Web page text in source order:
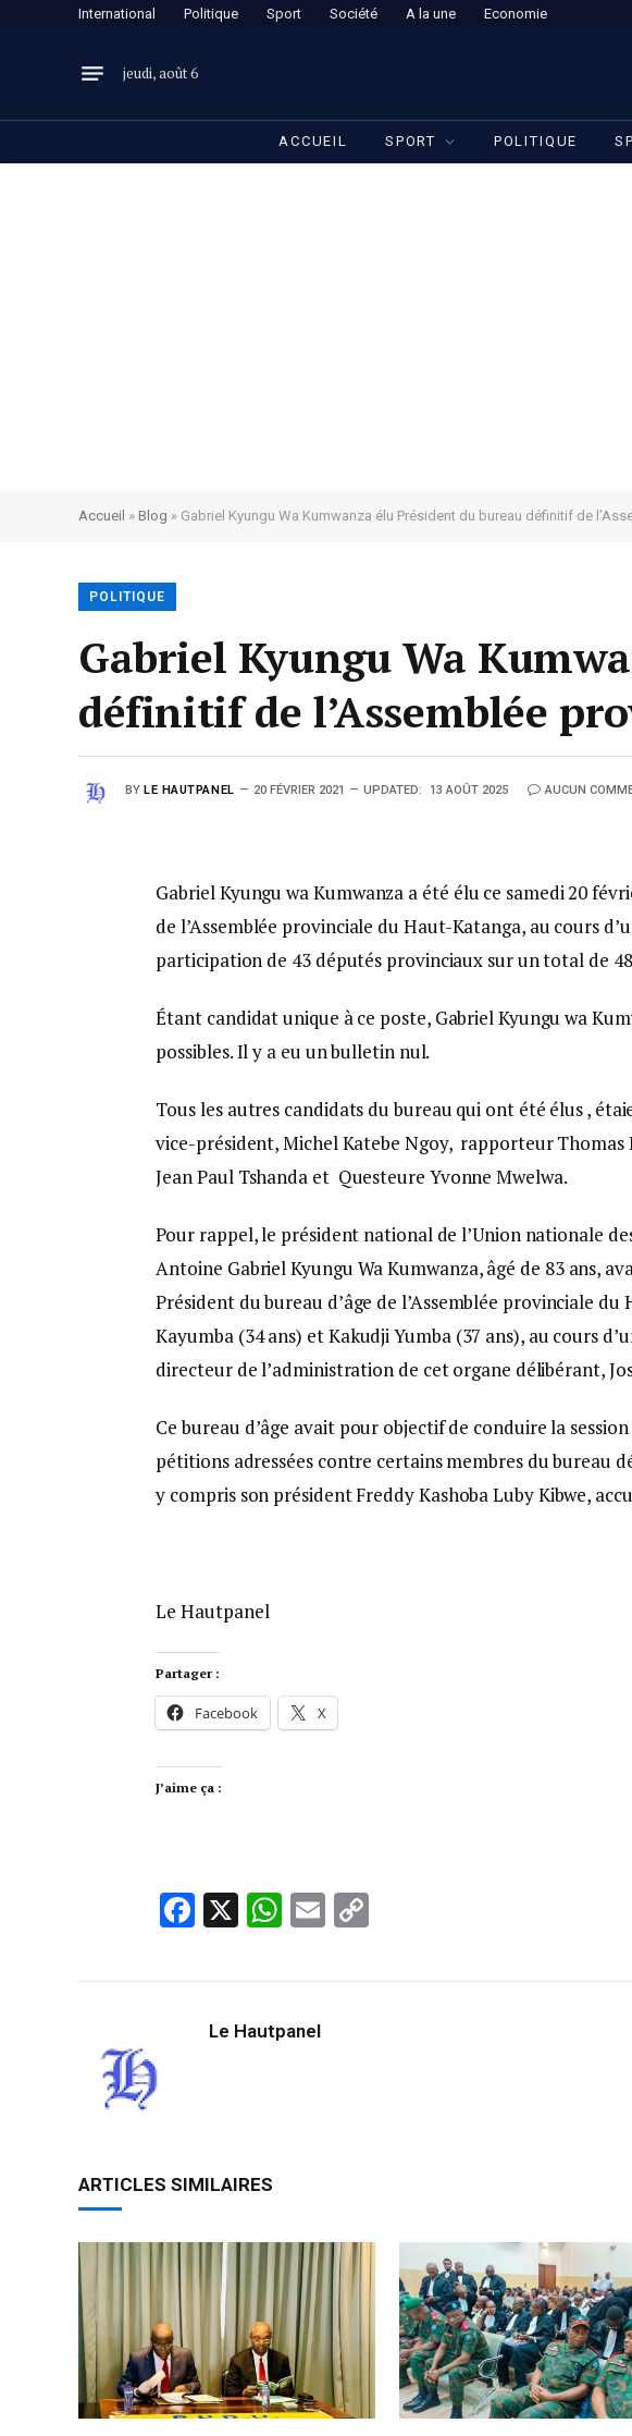
International Politique Sport Société A la une Economie
jeudi, août 6
ACCUEIL SPORT POLITIQUE
Accueil » Blog » Gabriel Kyungu Wa Kumwanza élu Président du bureau définitif de
POLITIQUE
Gabriel Kyungu Wa
définitif de l’Assemblée
BY LE HAUTPANEL 20 FÉVRIER 2021 UPDATED: 13 AOÛT 2025 AUCUN
Gabriel Kyungu wa Kumwanza a été élu ce samedi 20
de l’Assemblée provinciale du Haut-Katanga, au cours
participation de 43 députés provinciaux sur un total de
Étant candidat unique à ce poste, Gabriel Kyungu wa
possibles. Il y a eu un bulletin nul.
Tous les autres candidats du bureau qui ont été élus ,
vice-président, Michel Katebe Ngoy, rapporteur
Jean Paul Tshanda et Questeure Yvonne Mwelwa.
Pour rappel, le président national de l’Union nationale
Antoine Gabriel Kyungu Wa Kumwanza, âgé de 83 ans,
Président du bureau d’âge de l’Assemblée provinciale
Kayumba (34 ans) et Kakudji Yumba (37 ans), au cours
directeur de l’administration de cet organe délibérant,
Ce bureau d’âge avait pour objectif de conduire la
pétitions adressées contre certains membres du bureau
y compris son président Freddy Kashoba Luby Kibwe,
Le Hautpanel
Partager :
Facebook X
J’aime ça :
Facebook
X WhatsApp
Email
Le Hautpanel
ARTICLES SIMILAIRES